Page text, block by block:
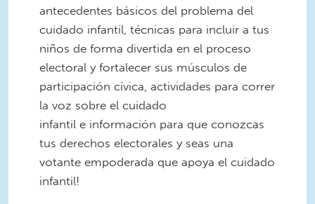
antecedentes básicos del problema del
cuidado infantil, técnicas para incluir a tus
niños de forma divertida en el proceso
electoral y fortalecer sus músculos de
participación cívica, actividades para correr
la voz sobre el cuidado
infantil e información para que conozcas
tus derechos electorales y seas una
votante empoderada que apoya el cuidado
infantil!